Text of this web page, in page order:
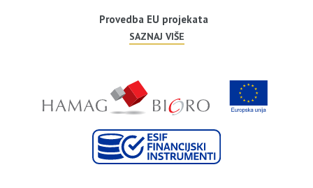
Provedba EU projekata
SAZNAJ VIŠE